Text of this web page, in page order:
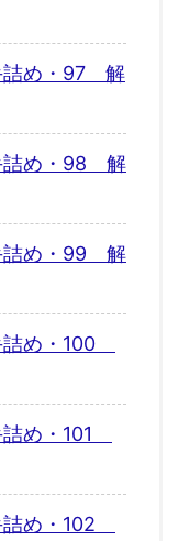
詰め・97 解
詰め・98 解
詰め・99 解
め・100
め・101
め・102